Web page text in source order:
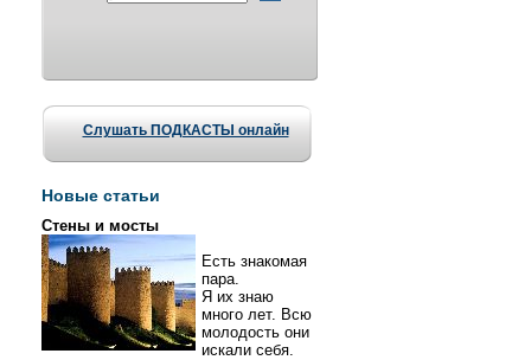
Слушать ПОДКАСТЫ онлайн
Новые статьи
Стены и мосты
Есть знакомая
пара.
Я их знаю
много лет. Всю
молодость они
искали себя.